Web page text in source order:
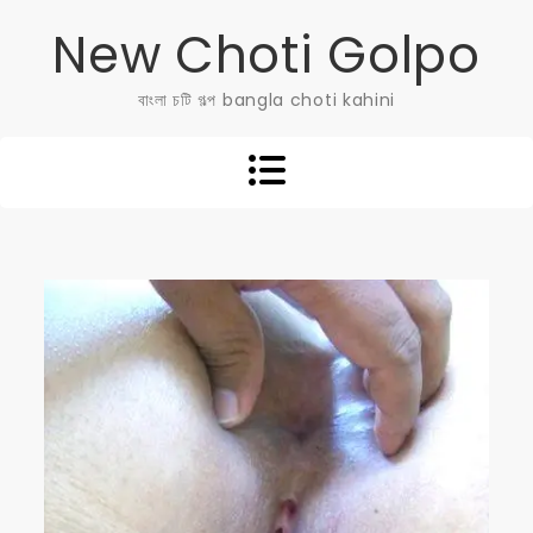
New Choti Golpo
বাংলা চটি গল্প bangla choti kahini